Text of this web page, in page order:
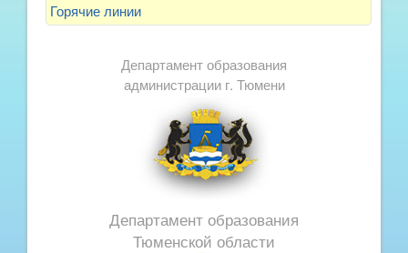
Горячие линии
Департамент образования
администрации г. Тюмени
Департамент образования
Тюменской области